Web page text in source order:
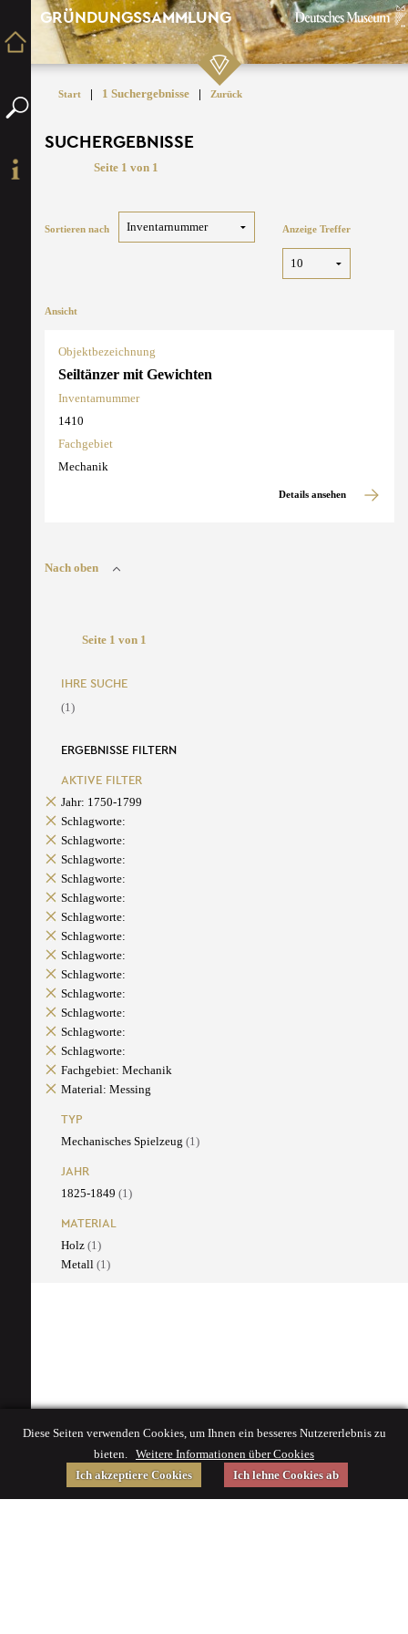
GRÜNDUNGSSAMMLUNG
Start | 1 Suchergebnisse | Zurück
SUCHERGEBNISSE
Seite 1 von 1
Sortieren nach Anzeige Treffer
Ansicht
Objektbezeichnung
Seiltänzer mit Gewichten
Inventarnummer
1410
Fachgebiet
Mechanik
Details ansehen
Nach oben
Seite 1 von 1
IHRE SUCHE
(1)
ERGEBNISSE FILTERN
AKTIVE FILTER
Jahr: 1750-1799
Schlagworte:
Schlagworte:
Schlagworte:
Schlagworte:
Schlagworte:
Schlagworte:
Schlagworte:
Schlagworte:
Schlagworte:
Schlagworte:
Schlagworte:
Schlagworte:
Schlagworte:
Fachgebiet: Mechanik
Material: Messing
TYP
Mechanisches Spielzeug (1)
JAHR
1825-1849 (1)
MATERIAL
Holz (1)
Metall (1)
Diese Seiten verwenden Cookies, um Ihnen ein besseres Nutzererlebnis zu
bieten. Weitere Informationen über Cookies
Ich akzeptiere Cookies
Ich lehne Cookies ab